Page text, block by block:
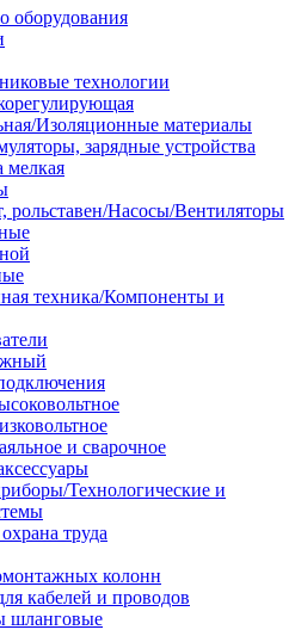
оборудования
технологии
Изоляционные материалы
зарядные устройства
мелкая
рольставен/Насосы/Вентиляторы
техника/Компоненты и
и сварочное
Технологические и
труда
колонн
кабелей и проводов
шланговые